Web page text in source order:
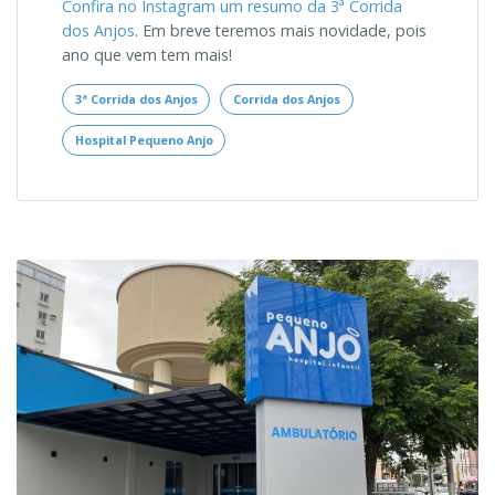
Confira no Instagram um resumo da 3ª Corrida
dos Anjos. Em breve teremos mais novidade, pois
ano que vem tem mais!
3ª Corrida dos Anjos Corrida dos Anjos
Hospital Pequeno Anjo